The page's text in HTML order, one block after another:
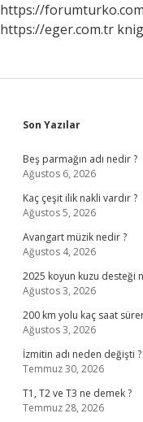
https://forumturko.com
https://eger.com.tr
Sidebar
Son Yazılar
Beş parmağın adı nedir ?
Ağustos 6, 2026
Kaç çeşit ilik nakli vardır ?
Ağustos 5, 2026
Avangart müzik nedir ?
Ağustos 4, 2026
2025 koyun kuzu desteği
Ağustos 3, 2026
200 km yolu kaç saat
Ağustos 3, 2026
İzmitin adı neden değişti ?
Temmuz 30, 2026
T1, T2 ve T3 ne demek ?
Temmuz 28, 2026